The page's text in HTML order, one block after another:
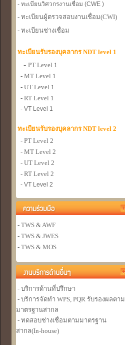
- ทะเบียนวิศวกรงานเชื่อม (CWE )
- ทะเบียนผู้ตรวจสอบงานเชื่อม(CWI)
- ทะเบียนช่างเชื่อม
ทะเบียนรับรองบุคลากร NDT level 1
- PT Level 1
- MT Level 1
- UT Level 1
- RT Level 1
- VT Level 1
ทะเบียนรับรองบุคลากร NDT level 2
- PT Level 2
- MT Level 2
- UT Level 2
- RT Level 2
- VT Level 2
- TWS & AWF
- TWS & JWES
- TWS & MOS
- บริการด้านที่ปรึกษา
- บริการจัดทำ WPS, PQR รับรองผลตาม
มาตรฐานสากล
- ทดสอบช่างเชื่อมตามมาตรฐาน
สากล(In-house)